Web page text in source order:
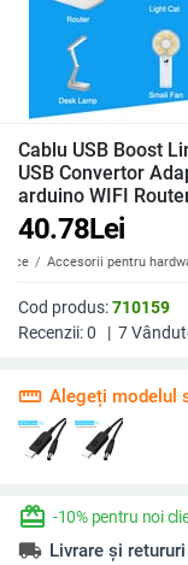
Cablu USB Boost
USB Convertor
arduino WIFI
40.78Lei
Accesorii pentru
Cod produs:710159
Recenzii:0 | 7
straighten Alegeți modelul
redeem -10% pentru noi
local_shipping Livrare și retururi